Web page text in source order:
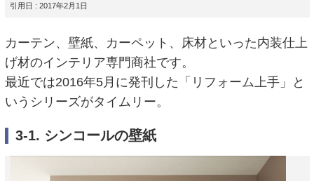
引用日 : 2017年2月1日
カーテン、壁紙、カーペット、床材といった内装仕上
げ材のインテリア専門商社です。
最近では2016年5月に発刊した「リフォーム上手」と
いうシリーズがタイムリー。
3-1. シンコールの壁紙